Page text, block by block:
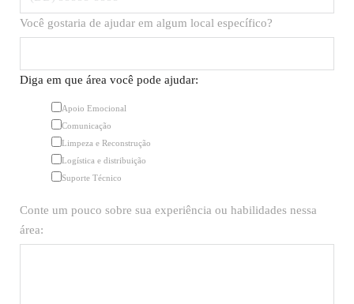
Você gostaria de ajudar em algum local específico?
Diga em que área você pode ajudar:
Apoio Emocional
Comunicação
Limpeza e Reconstrução
Logística e distribuição
Suporte Técnico
Conte um pouco sobre sua experiência ou habilidades nessa
área: